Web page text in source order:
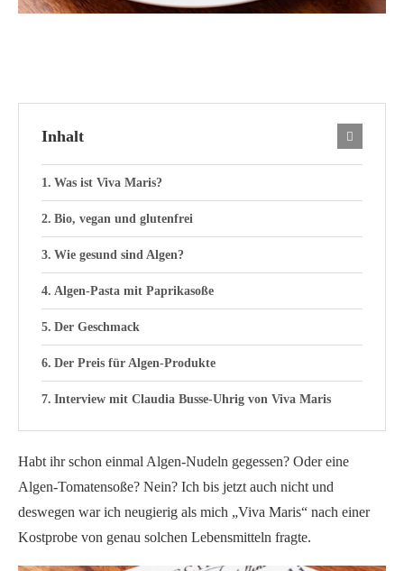
Inhalt
Was ist Viva Maris?
Bio, vegan und glutenfrei
Wie gesund sind Algen?
Algen-Pasta mit Paprikasoße
Der Geschmack
Der Preis für Algen-Produkte
Interview mit Claudia Busse-Uhrig von Viva Maris
Habt ihr schon einmal Algen-Nudeln gegessen? Oder eine
Algen-Tomatensoße? Nein? Ich bis jetzt auch nicht und
deswegen war ich neugierig als mich „Viva Maris“ nach einer
Kostprobe von genau solchen Lebensmitteln fragte.